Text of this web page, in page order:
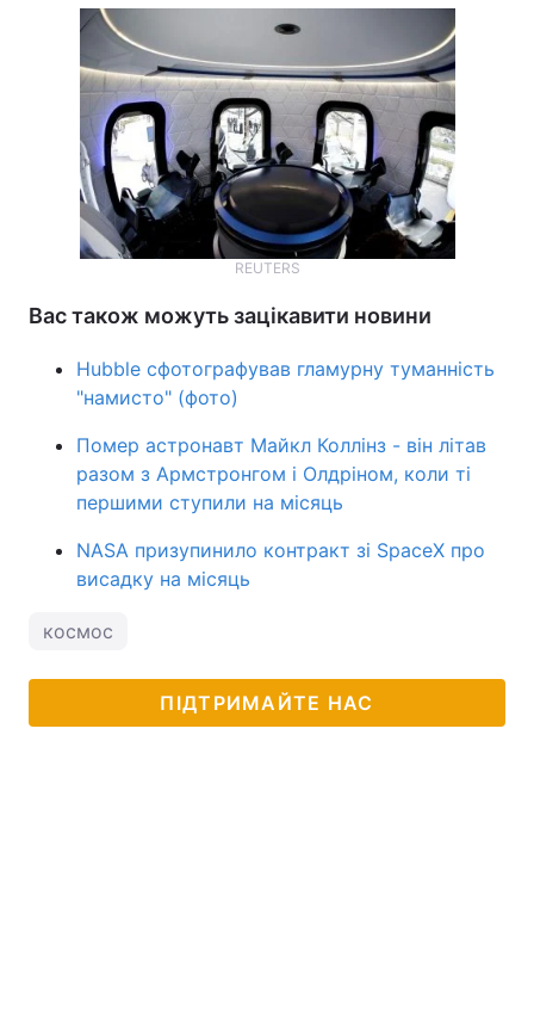
REUTERS
Вас також можуть зацікавити новини
Hubble сфотографував гламурну туманність
"намисто" (фото)
Помер астронавт Майкл Коллінз - він літав
разом з Армстронгом і Олдріном, коли ті
першими ступили на місяць
NASA призупинило контракт зі SpaceX про
висадку на місяць
космос
ПІДТРИМАЙТЕ НАС